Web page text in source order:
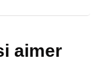
aimer